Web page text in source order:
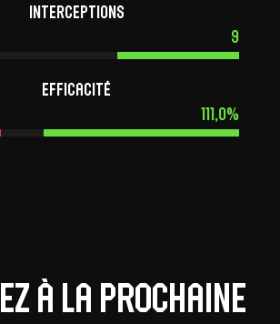
Interceptions
9
Efficacité
111,0%
à la prochaine